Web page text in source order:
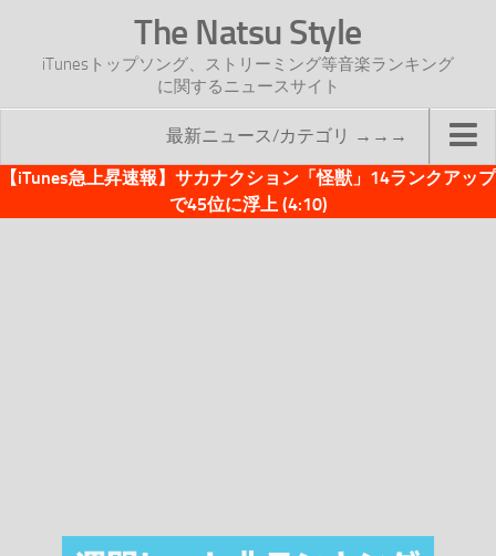
The Natsu Style
iTunesトップソング、ストリーミング等音楽ランキング
に関するニュースサイト
最新ニュース/カテゴリ →→→
TOP
注目カテゴリ
【iTunes急上昇速報】サカナクション「怪獣」14ランクアップ
で45位に浮上 (4:10)